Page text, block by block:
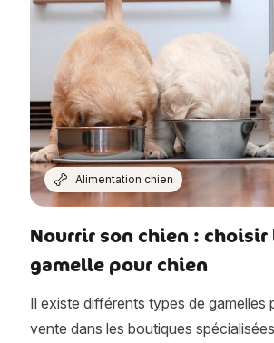
Alimentation chien
Nourrir son chien : choisir
gamelle pour chien
Il existe différents types de gamelles
vente dans les boutiques